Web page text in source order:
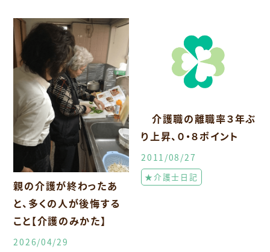
親の介護が終わったあ
と、多くの人が後悔する
こと【介護のみかた】
2026/04/29
介護職の離職率３年ぶ
り上昇、０・８ポイント
2011/08/27
★介護士日記